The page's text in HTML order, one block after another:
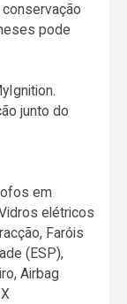
pode
junto do
em
elétricos
Faróis
(ESP),
Airbag